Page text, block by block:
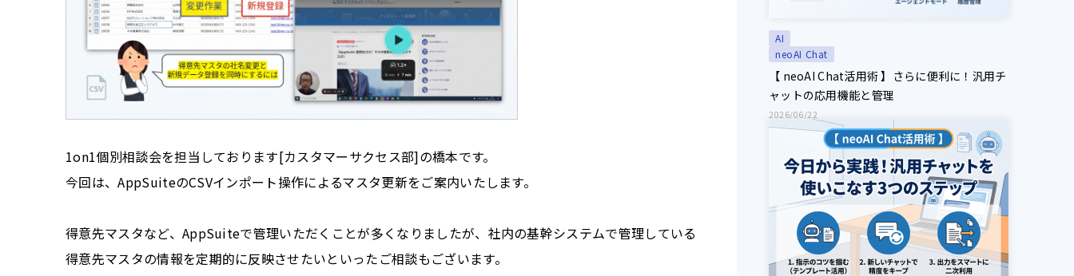
1on1個別相談会を担当しております[カスタマーサクセス部]の橋本です。
今回は、AppSuiteのCSVインポート操作によるマスタ更新をご案内いたします。
得意先マスタなど、AppSuiteで管理いただくことが多くなりましたが、社内の基幹システムで管理している
得意先マスタの情報を定期的に反映させたいといったご相談もございます。
AI
neoAI Chat
【 neoAI Chat活用術 】さらに便利に！汎用チ
ャットの応用機能と管理
2026/06/22